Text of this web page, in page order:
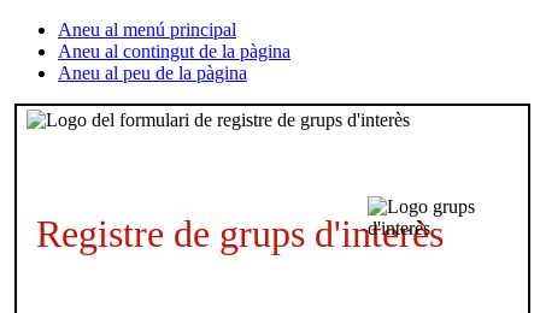
Aneu al menú principal
Aneu al contingut de la pàgina
Aneu al peu de la pàgina
Registre de grups d'interès